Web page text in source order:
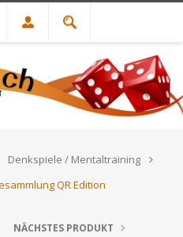
Denkspiele / Mentaltraining
QR Edition
NÄCHSTES PRODUKT